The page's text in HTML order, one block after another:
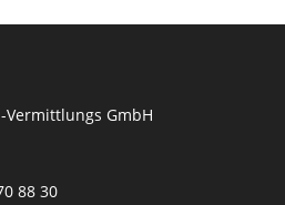
Vermittlungs GmbH
88 30